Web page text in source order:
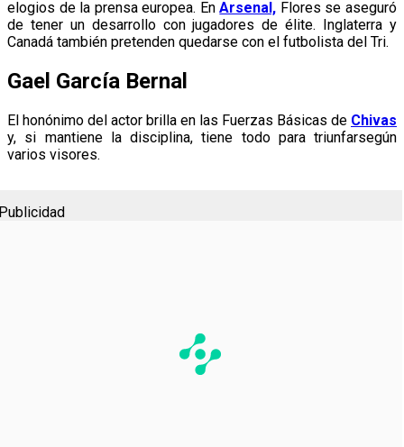
elogios de la prensa europea. EnArsenal, Flores se aseguró
de tener un desarrollo con jugadores de élite. Inglaterra y
Canadá también pretenden quedarse con el futbolista del Tri.
Gael García Bernal
El honónimo del actor brilla en las Fuerzas Básicas de Chivas
y, si mantiene la disciplina, tiene todo para triunfarsegún
varios visores.